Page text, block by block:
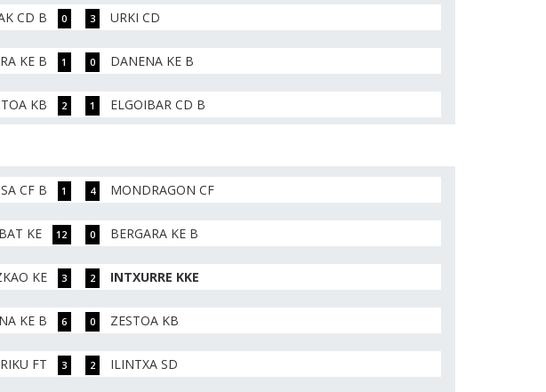
CD B 0 3 URKI CD
KE B 1 0 DANENA KE B
KB 2 1 ELGOIBAR CD B
CF B 1 4 MONDRAGON CF
KE 12 0 BERGARA KE B
KE 3 2 INTXURRE KKE
KE B 6 0 ZESTOA KB
FT 3 2 ILINTXA SD